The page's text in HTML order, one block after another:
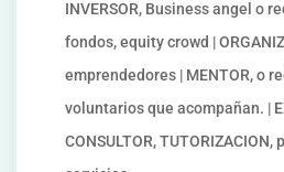
INVERSOR, Business angel o
fondos, equity crowd |
emprendedores | MENTOR, o
voluntarios que acompañan. |
CONSULTOR,